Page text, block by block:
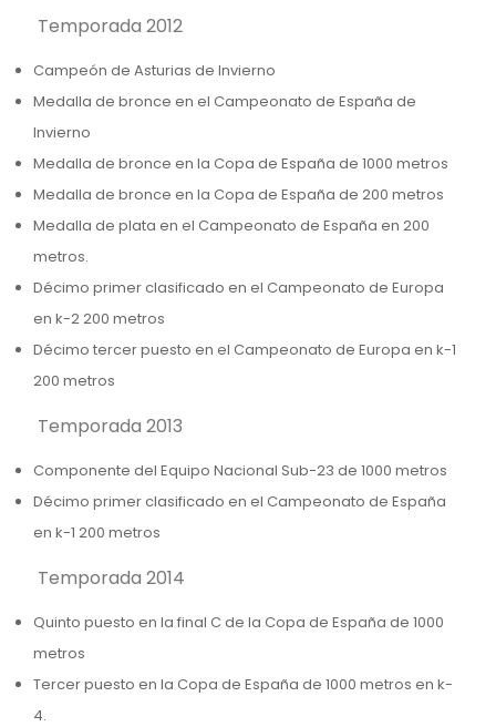
Temporada 2012
Campeón de Asturias de Invierno
Medalla de bronce en el Campeonato de España de
Invierno
Medalla de bronce en la Copa de España de 1000 metros
Medalla de bronce en la Copa de España de 200 metros
Medalla de plata en el Campeonato de España en 200
metros.
Décimo primer clasificado en el Campeonato de Europa
en k-2 200 metros
Décimo tercer puesto en el Campeonato de Europa en k-1
200 metros
Temporada 2013
Componente del Equipo Nacional Sub-23 de 1000 metros
Décimo primer clasificado en el Campeonato de España
en k-1 200 metros
Temporada 2014
Quinto puesto en la final C de la Copa de España de 1000
metros
Tercer puesto en la Copa de España de 1000 metros en k-
4.